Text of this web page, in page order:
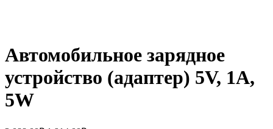
Автомобильное зарядное
устройство (адаптер) 5V, 1A,
5W